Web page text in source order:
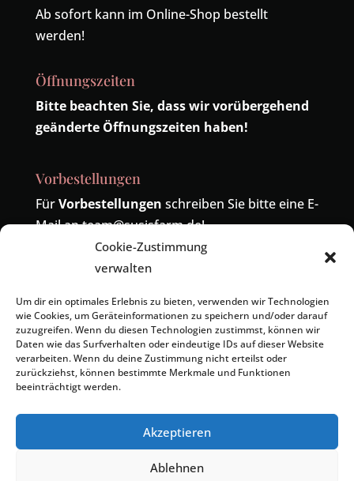
Cookie-Zustimmung
verwalten
Um dir ein optimales Erlebnis zu bieten, verwenden wir Technologien
wie Cookies, um Geräteinformationen zu speichern und/oder darauf
zuzugreifen. Wenn du diesen Technologien zustimmst, können wir
Daten wie das Surfverhalten oder eindeutige IDs auf dieser Website
verarbeiten. Wenn du deine Zustimmung nicht erteilst oder
zurückziehst, können bestimmte Merkmale und Funktionen
beeinträchtigt werden.
Akzeptieren
Ablehnen
Ab sofort kann im Online-Shop bestellt
werden!
Öffnungszeiten
Bitte beachten Sie, dass wir vorübergehend
geänderte Öffnungszeiten haben!
Vorbestellungen
FürVorbestellungen schreiben Sie bitte eine E-
Mail anteam@susisfarm.de!
Telefonisch sind wir unter der Nummer
9391886wird ebenfalls zu uns umgeleitet.